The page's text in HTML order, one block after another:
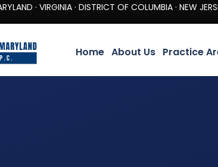
OF COLUMBIA · NEW JERSEY
Home About Us Practice